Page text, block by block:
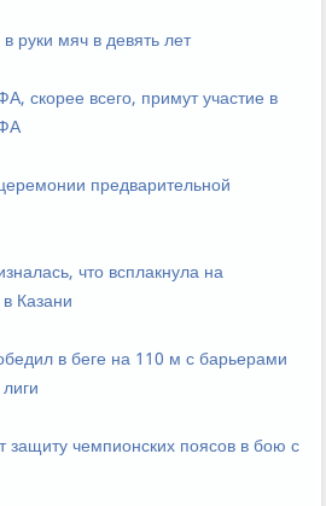
руки мяч в девять лет
скорее всего, примут участие в
предварительной
что всплакнула на
Казани
в беге на 110 м с барьерами
защиту чемпионских поясов в бою с